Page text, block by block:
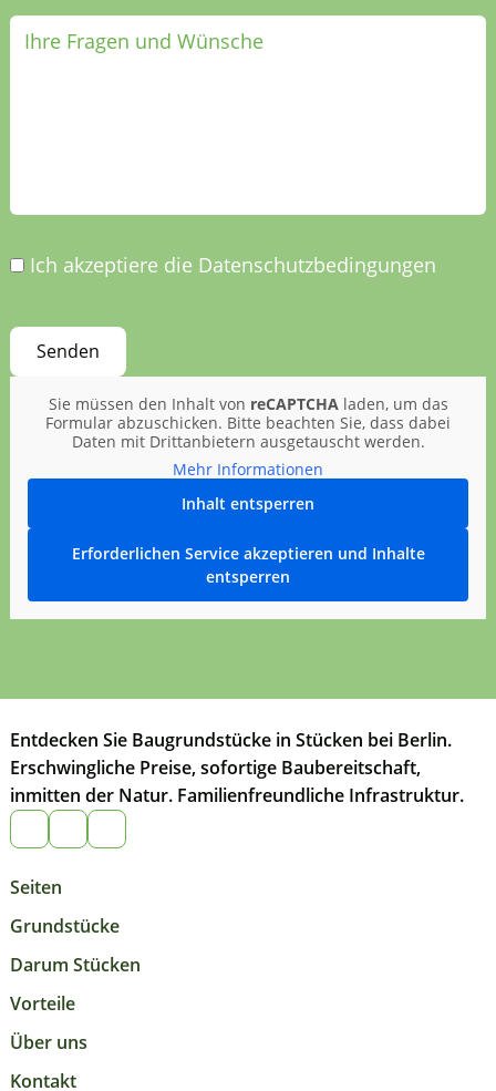
Ich akzeptiere die Datenschutzbedingungen
Sie müssen den Inhalt von reCAPTCHA laden, um das
Formular abzuschicken. Bitte beachten Sie, dass dabei
Daten mit Drittanbietern ausgetauscht werden.
Mehr Informationen
Inhalt entsperren
Erforderlichen Service akzeptieren und Inhalte
entsperren
Entdecken Sie Baugrundstücke in Stücken bei Berlin.
Erschwingliche Preise, sofortige Baubereitschaft,
inmitten der Natur. Familienfreundliche Infrastruktur.
Seiten
Grundstücke
Darum Stücken
Vorteile
Über uns
Kontakt